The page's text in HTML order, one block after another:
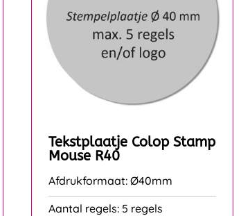
Tekstplaatje Colop Stamp
Mouse R40
Afdrukformaat: Ø40mm
Aantal regels: 5 regels